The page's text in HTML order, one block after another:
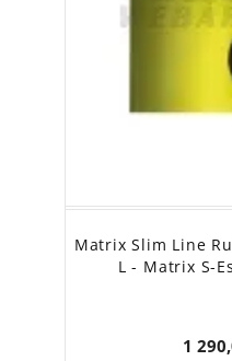
Matrix Slim Line
L - Matrix S-
1